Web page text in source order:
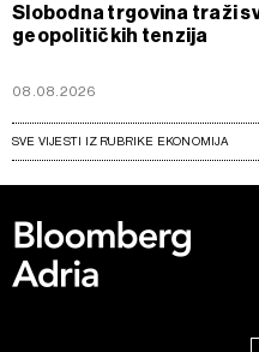
Slobodna trgovina traži
geopolitičkih tenzija
08.08.2026
SVE VIJESTI IZ RUBRIKE EKONOMIJA